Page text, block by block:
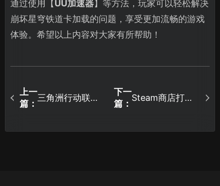
通过使用【UU加速器】等方法，玩家可以轻松解决
崩坏星穹铁道卡加载的问题，享受更加流畅的游戏
体验。希望以上内容对大家有所帮助！
上一
篇：
三角洲行动联机
防卡顿！
下一
篇：
Steam商店打不